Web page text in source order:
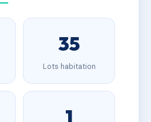
35
Lots habitation
1